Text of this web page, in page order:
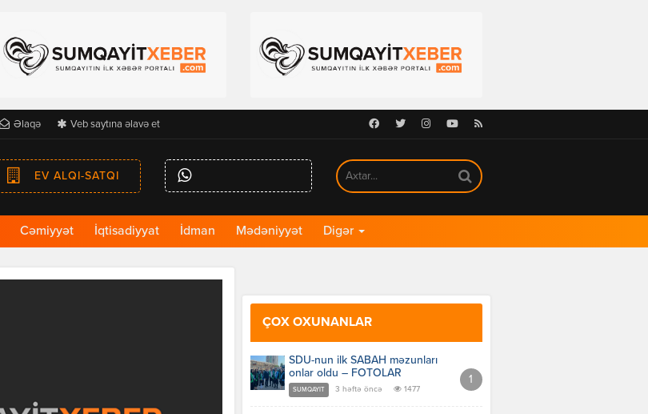
Əlaqə Veb saytına əlavə et Facebook
TwitterInstagramYoutubeRSS
EV ALQI-SATQI
Cəmiyyət İqtisadiyyat İdman Mədəniyyət Digər
ÇOX OXUNANLAR
SDU-nun ilk SABAH məzunları
onlar oldu – FOTOLAR
SUMQAYIT 3 həftə öncə 1477